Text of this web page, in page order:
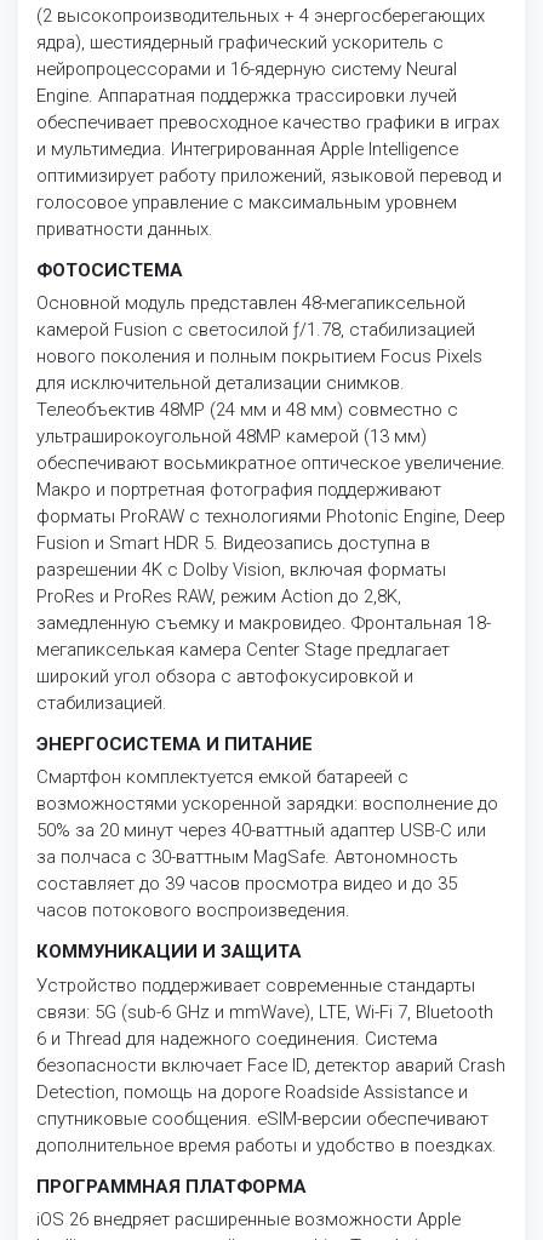
(2 высокопроизводительных + 4 энергосберегающих
ядра), шестиядерный графический ускоритель с
нейропроцессорами и 16-ядерную систему Neural
Engine. Аппаратная поддержка трассировки лучей
обеспечивает превосходное качество графики в играх
и мультимедиа. Интегрированная Apple Intelligence
оптимизирует работу приложений, языковой перевод и
голосовое управление с максимальным уровнем
приватности данных.
ФОТОСИСТЕМА
Основной модуль представлен 48-мегапиксельной
камерой Fusion с светосилой ƒ/1.78, стабилизацией
нового поколения и полным покрытием Focus Pixels
для исключительной детализации снимков.
Телеобъектив 48MP (24 мм и 48 мм) совместно с
ультраширокоугольной 48MP камерой (13 мм)
обеспечивают восьмикратное оптическое увеличение.
Макро и портретная фотография поддерживают
форматы ProRAW с технологиями Photonic Engine, Deep
Fusion и Smart HDR 5. Видеозапись доступна в
разрешении 4K с Dolby Vision, включая форматы
ProRes и ProRes RAW, режим Action до 2,8K,
замедленную съемку и макровидео. Фронтальная 18-
мегапикселькая камера Center Stage предлагает
широкий угол обзора с автофокусировкой и
стабилизацией.
ЭНЕРГОСИСТЕМА И ПИТАНИЕ
Смартфон комплектуется емкой батареей с
возможностями ускоренной зарядки: восполнение до
50% за 20 минут через 40-ваттный адаптер USB-C или
за полчаса с 30-ваттным MagSafe. Автономность
составляет до 39 часов просмотра видео и до 35
часов потокового воспроизведения.
КОММУНИКАЦИИ И ЗАЩИТА
Устройство поддерживает современные стандарты
связи: 5G (sub-6 GHz и mmWave), LTE, Wi-Fi 7, Bluetooth
6 и Thread для надежного соединения. Система
безопасности включает Face ID, детектор аварий Crash
Detection, помощь на дороге Roadside Assistance и
спутниковые сообщения. eSIM-версии обеспечивают
дополнительное время работы и удобство в поездках.
ПРОГРАММНАЯ ПЛАТФОРМА
iOS 26 внедряет расширенные возможности Apple